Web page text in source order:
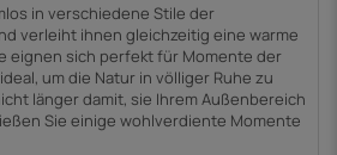
in verschiedene Stile der
verleiht ihnen gleichzeitig eine warme
eignen sich perfekt für Momente der
um die Natur in völliger Ruhe zu
länger damit, sie Ihrem Außenbereich
Sie einige wohlverdiente Momente